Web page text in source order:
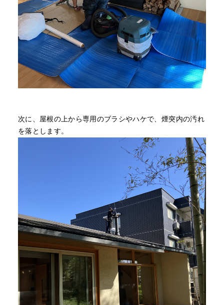
次に、屋根の上から専用のブラシやハケで、煙突内の汚れ
を落とします。